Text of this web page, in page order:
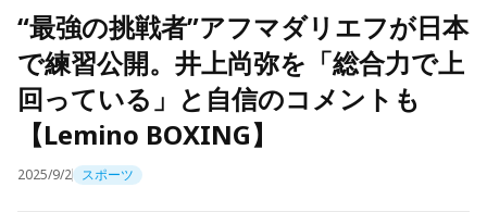
“最強の挑戦者”アフマダリエフが日本
で練習公開。井上尚弥を「総合力で上
回っている」と自信のコメントも
【Lemino BOXING】
2025/9/2 スポーツ